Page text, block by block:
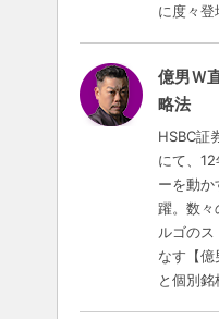
に度々登
億男Ｗ
略法
HSBC証
にて、
ーを動
躍。数々
ルゴの
なす【
と個別銘